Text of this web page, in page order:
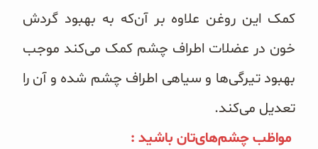
کمک این روغن علاوه بر آن‌که به بهبود گردش
خون در عضلات اطراف چشم کمک می‌کند موجب
بهبود تیرگی‌ها و سیاهی اطراف چشم شده و آن را
تعدیل می‌کند.
مواظب چشم‌های‌تان باشید :